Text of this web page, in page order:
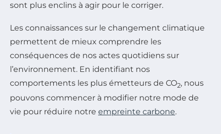
sont plus enclins à agir pour le corriger.
Les connaissances sur le changement climatique
permettent de mieux comprendre les
conséquences de nos actes quotidiens sur
l’environnement. En identifiant nos
comportements les plus émetteurs de CO2, nous
pouvons commencer à modifier notre mode de
vie pour réduire notre empreinte carbone.